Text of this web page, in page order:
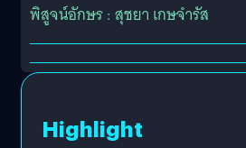
พิสูจน์อักษร : สุชยา เกษจำรัส
Highlight